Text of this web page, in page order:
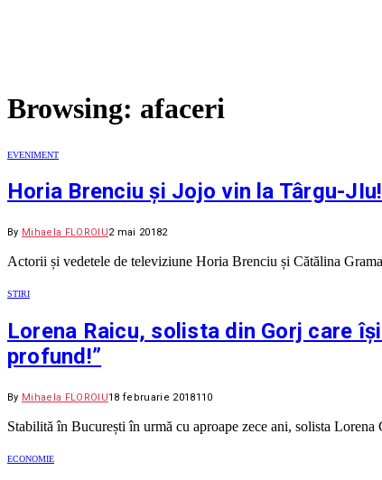
Browsing: afaceri
EVENIMENT
Horia Brenciu și Jojo vin la Târgu-
By Mihaela FLOROIU2 mai 20182
Actorii și vedetele de televiziune Horia Brenciu și Cătălina
STIRI
Lorena Raicu, solista din Gorj care
profund!”
By Mihaela FLOROIU18 februarie 2018110
Stabilită în București în urmă cu aproape zece ani, solista
ECONOMIE